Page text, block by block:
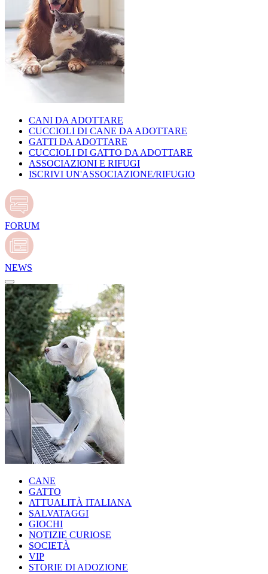
CANI DA ADOTTARE
CUCCIOLI DI CANE DA ADOTTARE
GATTI DA ADOTTARE
CUCCIOLI DI GATTO DA ADOTTARE
ASSOCIAZIONI E RIFUGI
ISCRIVI UN'ASSOCIAZIONE/RIFUGIO
FORUM
NEWS
CANE
GATTO
ATTUALITÀ ITALIANA
SALVATAGGI
GIOCHI
NOTIZIE CURIOSE
SOCIETÀ
VIP
STORIE DI ADOZIONE